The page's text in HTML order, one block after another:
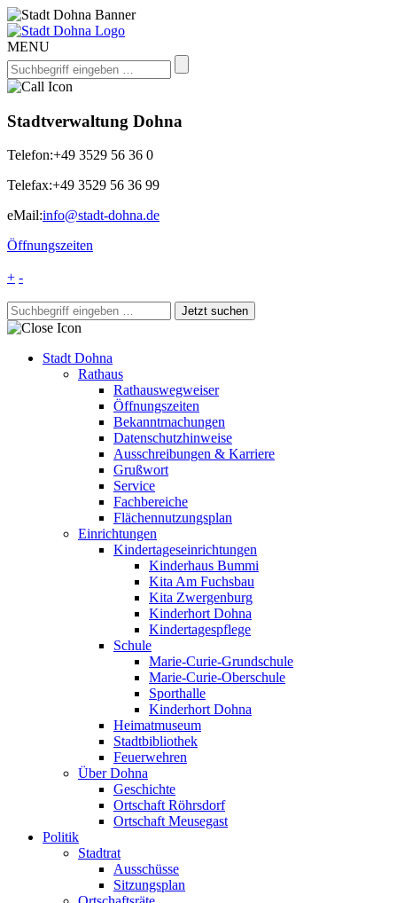
MENU
Stadtverwaltung Dohna
Telefon:+49 3529 56 36 0
Telefax:+49 3529 56 36 99
eMail:info@stadt-dohna.de
Öffnungszeiten
+ -
Stadt Dohna
Rathaus
Rathauswegweiser
Öffnungszeiten
Bekanntmachungen
Datenschutzhinweise
Ausschreibungen & Karriere
Grußwort
Service
Fachbereiche
Flächennutzungsplan
Einrichtungen
Kindertageseinrichtungen
Kinderhaus Bummi
Kita Am Fuchsbau
Kita Zwergenburg
Kinderhort Dohna
Kindertagespflege
Schule
Marie-Curie-Grundschule
Marie-Curie-Oberschule
Sporthalle
Kinderhort Dohna
Heimatmuseum
Stadtbibliothek
Feuerwehren
Über Dohna
Geschichte
Ortschaft Röhrsdorf
Ortschaft Meusegast
Politik
Stadtrat
Ausschüsse
Sitzungsplan